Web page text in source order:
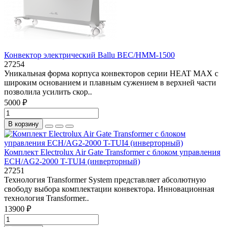
Конвектор электрический Ballu BEC/HMM-1500
27254
Уникальная форма корпуса конвекторов серии HEAT MAX с
широким основанием и плавным сужением в верхней части
позволила усилить скор..
5000 ₽
В корзину
Комплект Electrolux Air Gate Transformer с блоком управления
ECH/AG2-2000 T-TUI4 (инверторный)
27251
Технология Transformer System представляет абсолютную
свободу выбора комплектации конвектора. Инновационная
технология Transformer..
13900 ₽